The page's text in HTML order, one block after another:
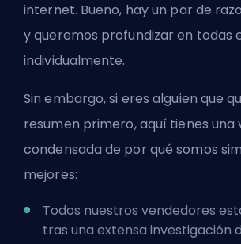
internet. Bueno, hay un par de
y queremos profundizar en todas
individualmente.
Sin embargo, si eres alguien que
resumen primero, aquí tienes una
condensada de por qué somos
mejores:
Todos nuestros vendedores
tras una extensa investigación